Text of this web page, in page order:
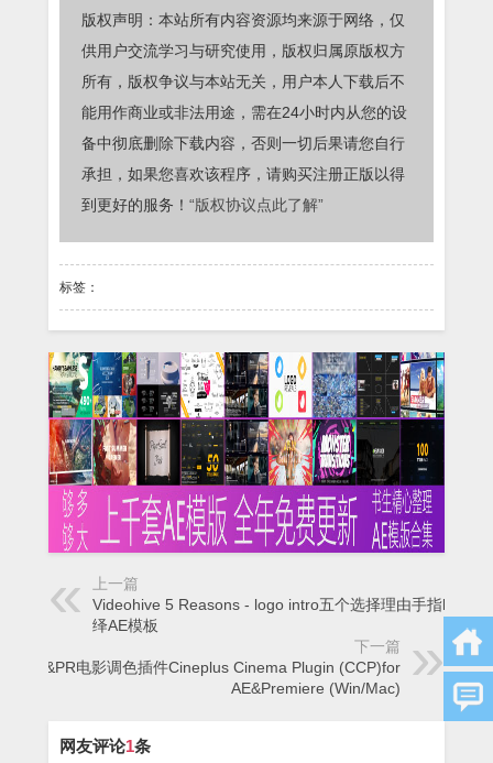
版权声明：本站所有内容资源均来源于网络，仅
供用户交流学习与研究使用，版权归属原版权方
所有，版权争议与本站无关，用户本人下载后不
能用作商业或非法用途，需在24小时内从您的设
备中彻底删除下载内容，否则一切后果请您自行
承担，如果您喜欢该程序，请购买注册正版以得
到更好的服务！ “版权协议点此了解”
标签：
上一篇
Videohive 5 Reasons - logo intro五个选择理由手指logo演
绎AE模板
下一篇
AE&PR电影调色插件Cineplus Cinema Plugin (CCP)for
AE&Premiere (Win/Mac)
网友评论1条